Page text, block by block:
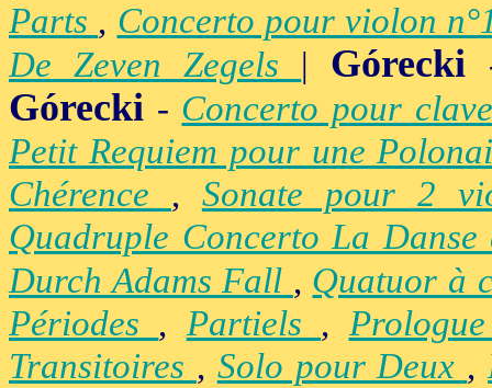
Parts , Concerto pour violon
De Zeven Zegels | Górecki
Górecki - Concerto pour
Petit Requiem pour une
Chérence , Sonate pour 2
Quadruple Concerto La
Durch Adams Fall , Quatuor à
Périodes , Partiels ,
Transitoires , Solo pour Deux ,